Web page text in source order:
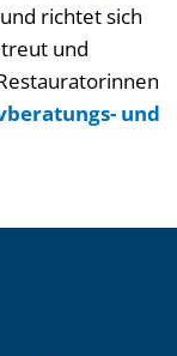
richtet sich
und
und